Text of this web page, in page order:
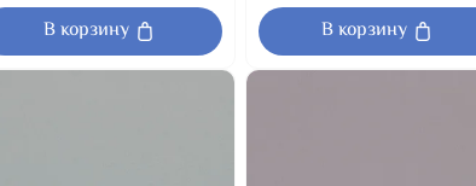
В корзину
В корзину